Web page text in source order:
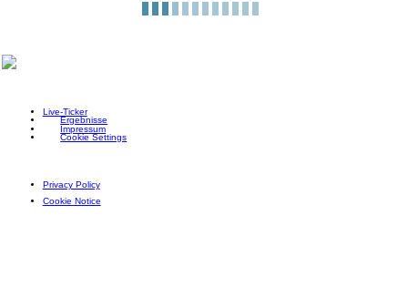
Live-Ticker
Ergebnisse
Impressum
Cookie Settings
Privacy Policy
Cookie Notice